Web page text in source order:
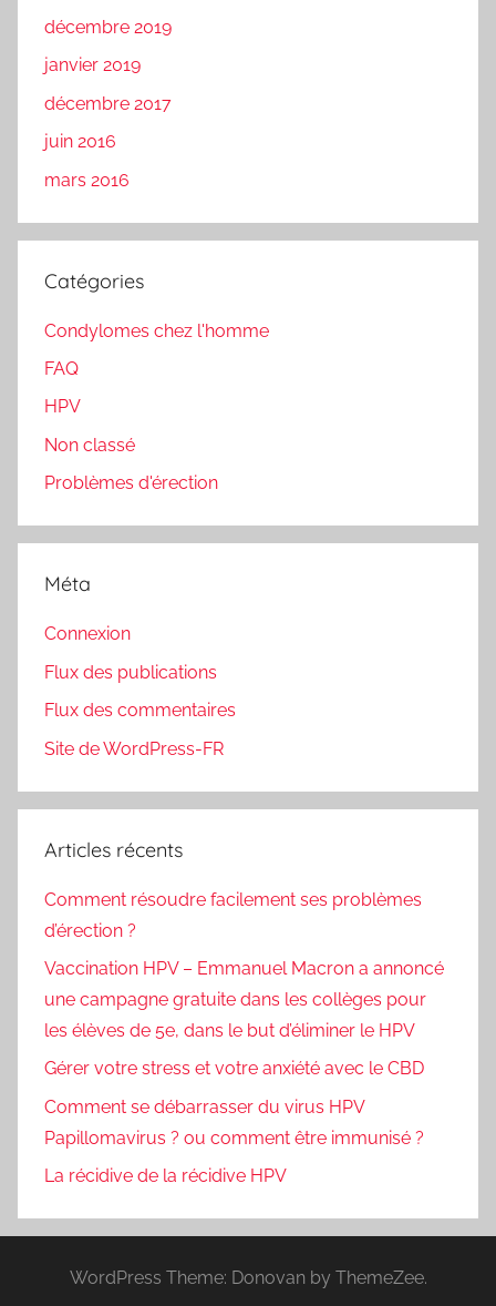
décembre 2019
janvier 2019
décembre 2017
juin 2016
mars 2016
Catégories
Condylomes chez l'homme
FAQ
HPV
Non classé
Problèmes d'érection
Méta
Connexion
Flux des publications
Flux des commentaires
Site de WordPress-FR
Articles récents
Comment résoudre facilement ses problèmes
d’érection ?
Vaccination HPV – Emmanuel Macron a annoncé
une campagne gratuite dans les collèges pour
les élèves de 5e, dans le but d’éliminer le HPV
Gérer votre stress et votre anxiété avec le CBD
Comment se débarrasser du virus HPV
Papillomavirus ? ou comment être immunisé ?
La récidive de la récidive HPV
WordPress Theme: Donovan by ThemeZee.